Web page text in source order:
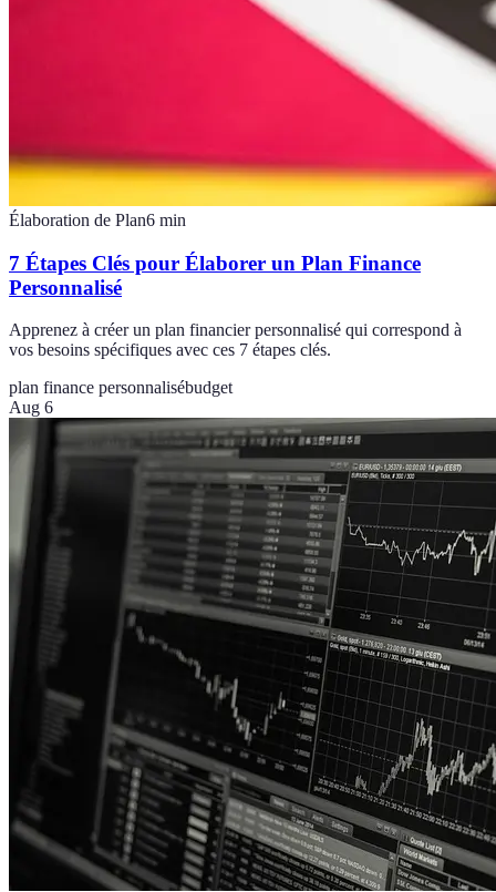
Élaboration de Plan6 min
7 Étapes Clés pour Élaborer un Plan Finance
Personnalisé
Apprenez à créer un plan financier personnalisé qui correspond à
vos besoins spécifiques avec ces 7 étapes clés.
plan finance personnalisébudget
Aug 6